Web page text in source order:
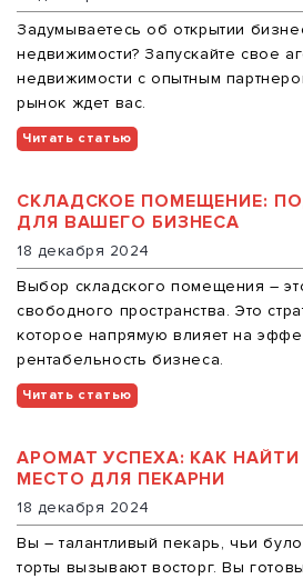
Задумываетесь об открытии
недвижимости? Запускайте свое
недвижимости с опытным
рынок ждет вас.
Читать статью
СКЛАДСКОЕ ПОМЕЩЕНИЕ:
ДЛЯ ВАШЕГО БИЗНЕСА
18 декабря 2024
Выбор складского помещения –
свободного пространства. Это
которое напрямую влияет на
рентабельность бизнеса.
Читать статью
АРОМАТ УСПЕХА: КАК
МЕСТО ДЛЯ ПЕКАРНИ
18 декабря 2024
Вы – талантливый пекарь, чьи
торты вызывают восторг. Вы